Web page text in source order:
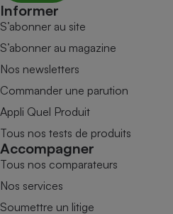
Informer
S’abonner au site
S’abonner au magazine
Nos newsletters
Commander une parution
Appli Quel Produit
Tous nos tests de produits
Accompagner
Tous nos comparateurs
Nos services
Soumettre un litige